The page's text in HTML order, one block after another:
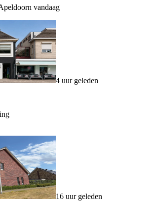
vandaag
4 uur geleden
16 uur geleden